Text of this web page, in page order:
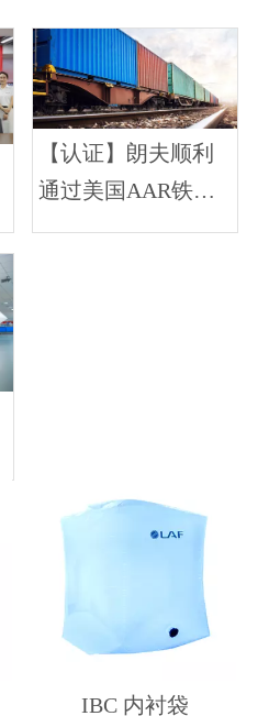
【认证】朗夫顺利
通过美国AAR铁路
测试
IBC 内衬袋